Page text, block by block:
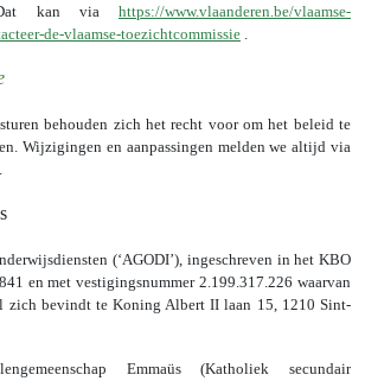
Dat kan via https://www.vlaanderen.be/vlaamse-
de-vlaamse-toezichtcommissie .
behouden zich het recht voor om het beleid te
Wijzigingen en aanpassingen melden we altijd via
(‘AGODI’), ingeschreven in het KBO
en met vestigingsnummer 2.199.317.226 waarvan
zich bevindt te Koning Albert II laan 15, 1210 Sint-
Emmaüs (Katholiek secundair